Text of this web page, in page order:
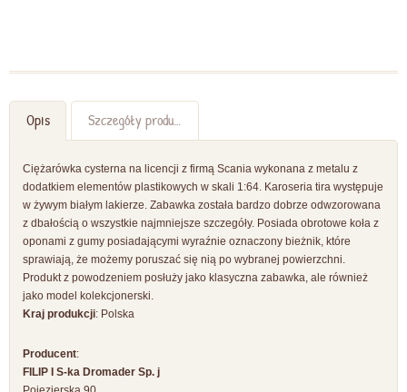
Opis Szczegóły produktu
Ciężarówka cysterna na licencji z firmą Scania wykonana z metalu z
dodatkiem elementów plastikowych w skali 1:64. Karoseria tira występuje
w żywym białym lakierze. Zabawka została bardzo dobrze odwzorowana
z dbałością o wszystkie najmniejsze szczegóły. Posiada obrotowe koła z
oponami z gumy posiadającymi wyraźnie oznaczony bieżnik, które
sprawiają, że możemy poruszać się nią po wybranej powierzchni.
Produkt z powodzeniem posłuży jako klasyczna zabawka, ale również
jako model kolekcjonerski.
Kraj produkcji: Polska
Producent:
FILIP I S-ka Dromader Sp. j